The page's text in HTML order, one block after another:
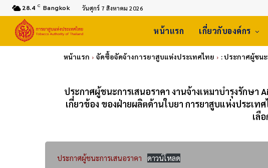
28.4 C Bangkok วันศุกร์ 7 สิงหาคม 2026
หน้าแรก เกี่ยวกับองค์กร
หน้าแรก จัดซื้อจัดจ้างการยาสูบแห่งประเทศไทย : ประกาศผู้ชน
ประกาศผู้ชนะการเสนอราคา งานจ้างเหมาบำรุงรักษา
เกี่ยวข้อง ของฝ่ายผลิตด้านใบยา การยาสูบแห่งประเ
เลื
ประกาศผู้ชนะการเสนอราคา ดาวน์โหลด